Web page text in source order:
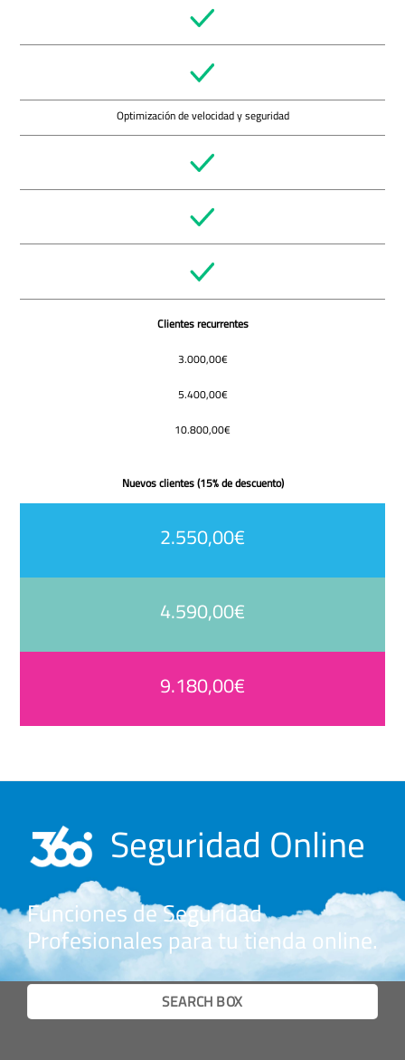
Optimización de velocidad y seguridad
Clientes recurrentes
3.000,00€
5.400,00€
10.800,00€
Nuevos clientes (15% de descuento)
2.550,00€
4.590,00€
9.180,00€
Seguridad Online
Funciones de Seguridad
Profesionales para tu tienda online.
SEARCH BOX